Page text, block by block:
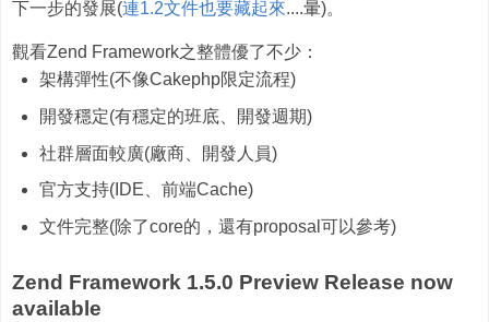
下一步的發展(連1.2文件也要藏起來....暈)。
觀看Zend Framework之整體優了不少：
架構彈性(不像Cakephp限定流程)
開發穩定(有穩定的班底、開發週期)
社群層面較廣(廠商、開發人員)
官方支持(IDE、前端Cache)
文件完整(除了core的，還有proposal可以參考)
Zend Framework 1.5.0 Preview Release now
available